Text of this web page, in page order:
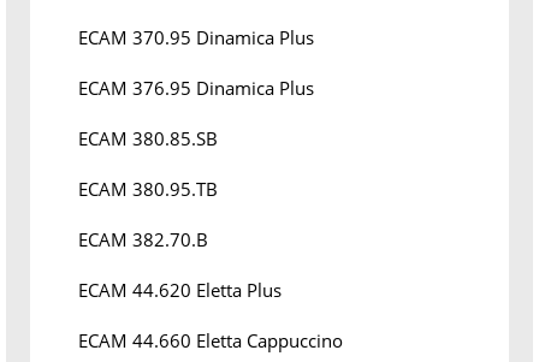
ECAM 370.95 Dinamica Plus
ECAM 376.95 Dinamica Plus
ECAM 380.85.SB
ECAM 380.95.TB
ECAM 382.70.B
ECAM 44.620 Eletta Plus
ECAM 44.660 Eletta Cappuccino